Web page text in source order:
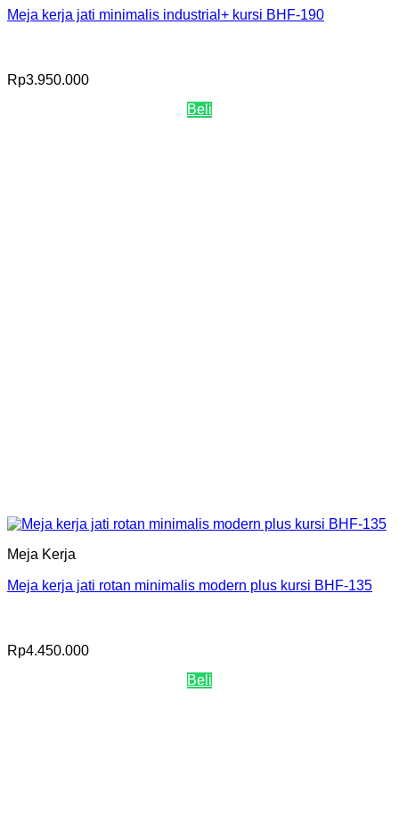
Meja kerja jati minimalis industrial+ kursi BHF-190
Rp3.950.000
Beli
Meja Kerja
Meja kerja jati rotan minimalis modern plus kursi BHF-135
Rp4.450.000
Beli